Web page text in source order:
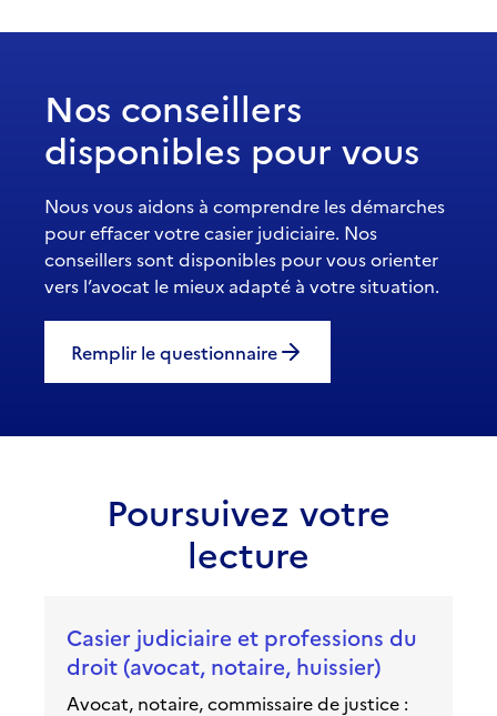
Nos conseillers
disponibles pour vous
Nous vous aidons à comprendre les démarches
pour effacer votre casier judiciaire. Nos
conseillers sont disponibles pour vous orienter
vers l’avocat le mieux adapté à votre situation.
Remplir le questionnaire
Poursuivez votre
lecture
Casier judiciaire et professions du
droit (avocat, notaire, huissier)
Avocat, notaire, commissaire de justice :